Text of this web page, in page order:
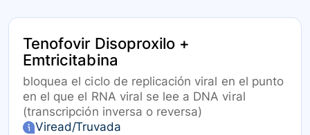
Tenofovir Disoproxilo +
Emtricitabina
bloquea el ciclo de replicación viral en el punto
en el que el RNA viral se lee a DNA viral
(transcripción inversa o reversa)
Viread/Truvada